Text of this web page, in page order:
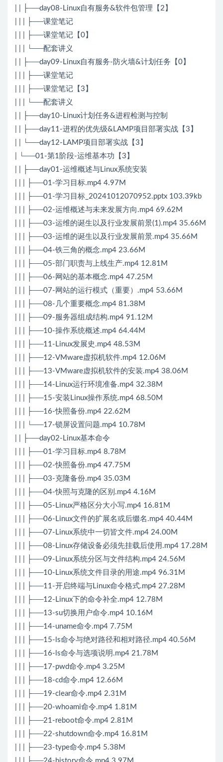
| | ├──day08-Linux自有服务&软件包管理【2】
| | | ├──课堂笔记
| | | ├──课堂笔记【0】
| | | └──配套讲义
| | ├──day09-Linux自有服务-防火墙&计划任务【0】
| | | ├──课堂笔记
| | | ├──课堂笔记【3】
| | | └──配套讲义
| | ├──day10-Linux计划任务&进程检测与控制
| | ├──day11-进程的优先级&LAMP项目部署实战【3】
| | └──day12-LAMP项目部署实战【3】
| └──01-第1阶段-运维基本功【3】
| | ├──day01-运维概述与Linux系统安装
| | | ├──01-学习目标.mp4 4.97M
| | | ├──01-学习目标_20241012070952.pptx 103.39kb
| | | ├──02-运维概述与未来发展方向.mp4 69.62M
| | | ├──03-运维的诞生以及行业发展前景(1).mp4 35.66M
| | | ├──03-运维的诞生以及行业发展前景.mp4 35.66M
| | | ├──04-铁三角的概念.mp4 23.66M
| | | ├──05-部门职责与上线生产.mp4 12.81M
| | | ├──06-网站的基本概念.mp4 47.25M
| | | ├──07-网站的运行模式（重要）.mp4 53.66M
| | | ├──08-几个重要概念.mp4 81.38M
| | | ├──09-服务器组成结构.mp4 91.12M
| | | ├──10-操作系统概述.mp4 64.44M
| | | ├──11-Linux发展史.mp4 48.53M
| | | ├──12-VMware虚拟机软件.mp4 12.06M
| | | ├──13-VMware虚拟机软件的安装.mp4 38.06M
| | | ├──14-Linux运行环境准备.mp4 32.38M
| | | ├──15-安装Linux操作系统.mp4 68.50M
| | | ├──16-快照备份.mp4 22.62M
| | | └──17-锁屏设置问题.mp4 10.78M
| | ├──day02-Linux基本命令
| | | ├──01-学习目标.mp4 8.78M
| | | ├──02-快照备份.mp4 47.75M
| | | ├──03-克隆备份.mp4 35.03M
| | | ├──04-快照与克隆的区别.mp4 4.16M
| | | ├──05-Linux严格区分大小写.mp4 16.81M
| | | ├──06-Linux文件的扩展名或后缀名.mp4 40.44M
| | | ├──07-Linux系统中一切皆文件.mp4 24.00M
| | | ├──08-Linux存储设备必须先挂载后使用.mp4 17.28M
| | | ├──09-Linux系统分区与文件结构.mp4 24.56M
| | | ├──10-Linux系统文件目录的用途.mp4 96.31M
| | | ├──11-开启终端与Linux命令格式.mp4 27.28M
| | | ├──12-Linux下的命令补全.mp4 12.78M
| | | ├──13-su切换用户命令.mp4 10.16M
| | | ├──14-uname命令.mp4 7.75M
| | | ├──15-ls命令与绝对路径和相对路径.mp4 40.56M
| | | ├──16-ls命令与选项说明.mp4 21.78M
| | | ├──17-pwd命令.mp4 3.25M
| | | ├──18-cd命令.mp4 12.66M
| | | ├──19-clear命令.mp4 2.31M
| | | ├──20-whoami命令.mp4 1.81M
| | | ├──21-reboot命令.mp4 2.81M
| | | ├──22-shutdown命令.mp4 16.81M
| | | ├──23-type命令.mp4 5.38M